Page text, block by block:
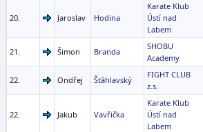
20. Jaroslav Hodina
Karate Klub
Ústí nad
Labem
21. Šimon Branda
SHOBU
Academy
22. Ondřej Šťáhlavský
FIGHT CLUB
z.s.
22. Jakub Vavřička
Karate Klub
Ústí nad
Labem